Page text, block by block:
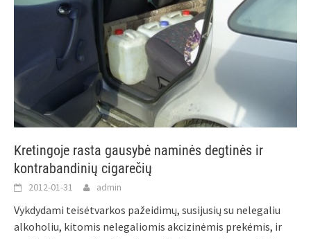
Kretingoje rasta gausybė naminės degtinės ir
kontrabandinių cigarečių
2012-01-31 admin
Vykdydami teisėtvarkos pažeidimų, susijusių su nelegaliu
alkoholiu, kitomis nelegaliomis akcizinėmis prekėmis, ir